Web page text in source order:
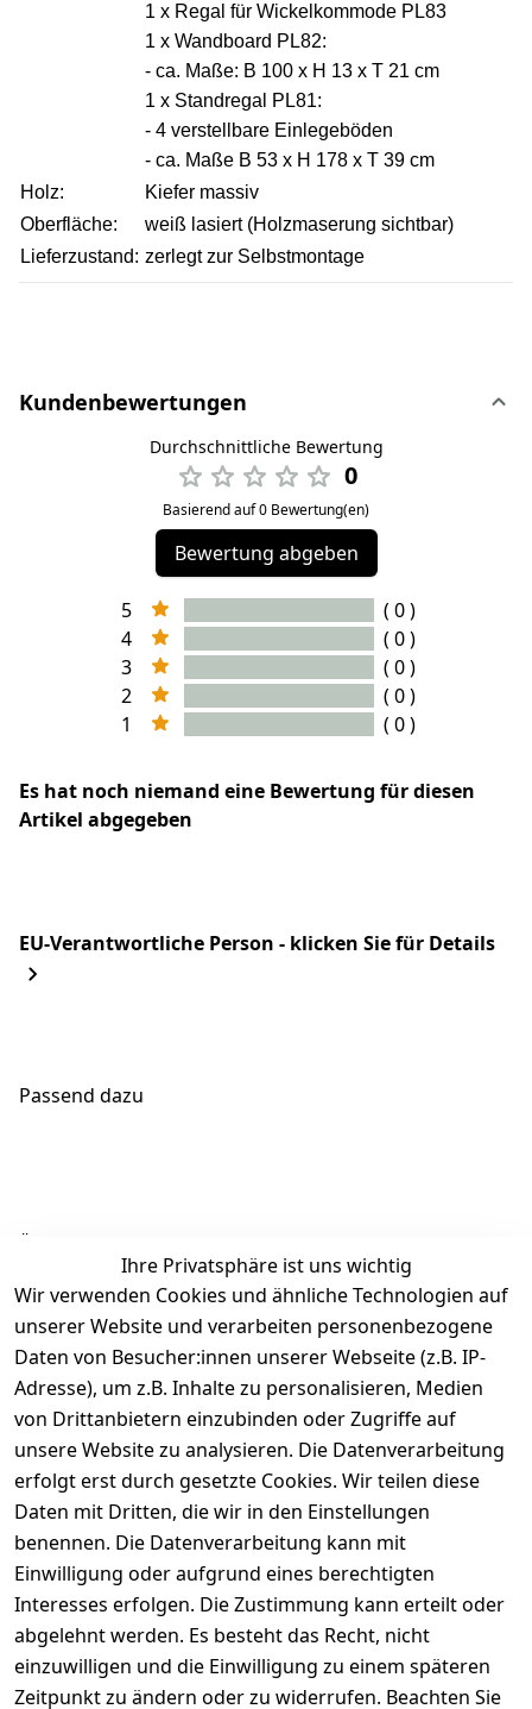
1 x Regal für Wickelkommode PL83
1 x Wandboard PL82:
- ca. Maße: B 100 x H 13 x T 21 cm
1 x Standregal PL81:
- 4 verstellbare Einlegeböden
- ca. Maße B 53 x H 178 x T 39 cm
Holz:
Kiefer massiv
Oberfläche:
weiß lasiert (Holzmaserung sichtbar)
Lieferzustand: zerlegt zur Selbstmontage
Kundenbewertungen
Durchschnittliche Bewertung
0
Basierend auf 0 Bewertung(en)
Bewertung abgeben
5
( 0 )
4
( 0 )
3
( 0 )
2
( 0 )
1
( 0 )
Es hat noch niemand eine Bewertung für diesen
Artikel abgegeben
EU-Verantwortliche Person - klicken Sie für Details
Passend dazu
Ähnliche Produkte
Ihre Privatsphäre ist uns wichtig
Wir verwenden Cookies und ähnliche Technologien auf
unserer Website und verarbeiten personenbezogene
Daten von Besucher:innen unserer Webseite (z.B. IP-
Adresse), um z.B. Inhalte zu personalisieren, Medien
von Drittanbietern einzubinden oder Zugriffe auf
unsere Website zu analysieren. Die Datenverarbeitung
erfolgt erst durch gesetzte Cookies. Wir teilen diese
Daten mit Dritten, die wir in den Einstellungen
benennen. Die Datenverarbeitung kann mit
Einwilligung oder aufgrund eines berechtigten
Interesses erfolgen. Die Zustimmung kann erteilt oder
abgelehnt werden. Es besteht das Recht, nicht
einzuwilligen und die Einwilligung zu einem späteren
Zeitpunkt zu ändern oder zu widerrufen. Beachten Sie
Rechtliches
AGB
Impressum
Datenschutze
rklärung
Barrierefreihe
itserklärung
Widerrufsrec
ht
Über uns
Kontakt
Registrieren
Kataloge zum
Download
Pflege &
Kundendienst
Kiefermöbel
Wir
versenden
mit
Zahle
bequem per